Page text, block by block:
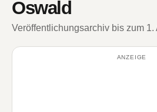
Oswald
Veröffentlichungsarchiv bis zum 1.
ANZEIGE